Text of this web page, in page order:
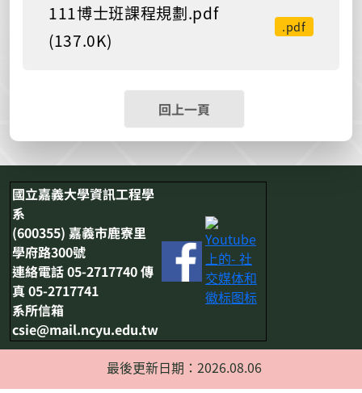
111博士班課程規劃.pdf
(137.0K)
.pdf
回上一頁
國立嘉義大學資訊工程學
系
(600355) 嘉義市鹿寮里
學府路300號
連絡電話 05-2717740 傳
真 05-2717741
系所信箱
csie@mail.ncyu.edu.tw
最後更新日期：2026.08.06